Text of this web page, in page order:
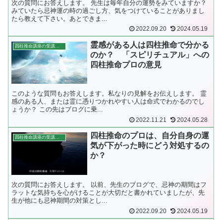
次の質問にお答えします。 先生は毎年自分の運勢をみていますか？
みていたら忌神運の時の過ごし方、気をつけていることがありまし
たら教えて下さい。あとできま...
2022.09.20 2024.05.19
四柱推命講座の受講者さまからの質問
霊感がある人は四柱推命で分かる
のか？ 「スピリチュアル」への
四柱推命プロの意見
このような質問もお答えします。私なりの見解をお伝えします。 霊
感のある人、または霊に憑りつかれやすい人は命式でわかるのでし
ょうか？ この先はブログに乗...
2022.11.21 2024.05.28
四柱推命講座の受講者さまからの質問
四柱推命のプロは、自分自身の運
気が下がった時にどう対処するの
か？
次の質問にお答えします。 以前、先生のブログで、忌神の期間はフ
ラットな気持ちを心がけることが大切だと書かれていましたが、先
生が他にも忌神期間の対策とし...
2022.09.20 2024.05.19